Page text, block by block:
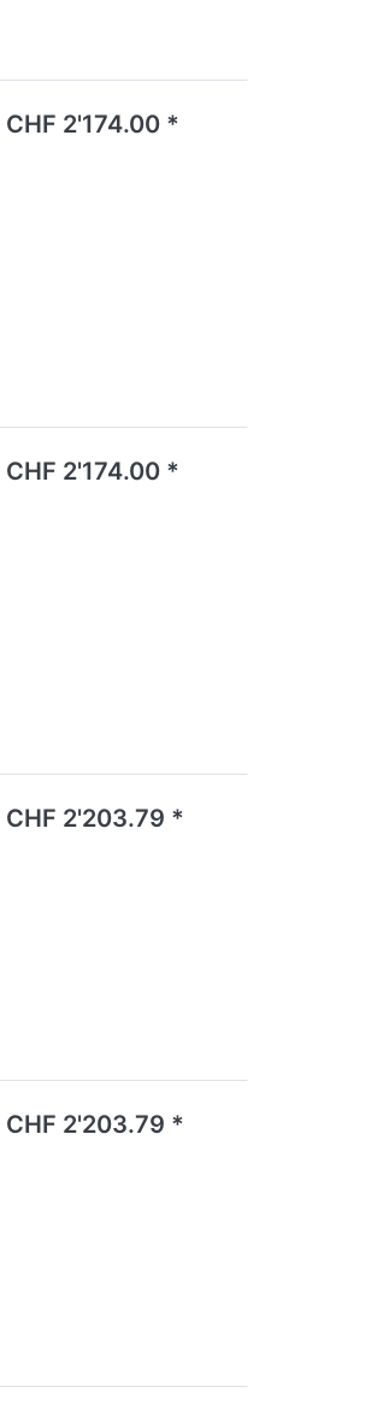
vor.
CHF 2'174.00 *
vor.
CHF 2'174.00 *
vor.
CHF 2'203.79 *
vor.
CHF 2'203.79 *